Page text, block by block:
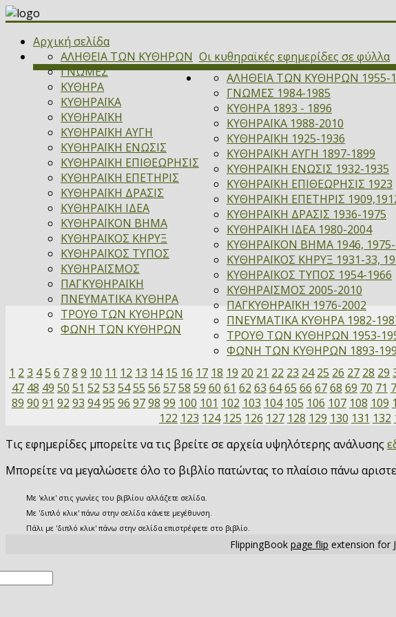
Αρχική σελίδα
Οι κυθηραϊκές εφημερίδες σε φύλλα
ΑΛΗΘΕΙΑ ΤΩΝ ΚΥΘΗΡΩΝ
ΓΝΩΜΕΣ
ΚΥΘΗΡΑ
ΚΥΘΗΡΑΪΚΑ
ΚΥΘΗΡΑΪΚΗ
ΚΥΘΗΡΑΪΚΗ ΑΥΓΗ
ΚΥΘΗΡΑΪΚΗ ΕΝΩΣΙΣ
ΚΥΘΗΡΑΪΚΗ ΕΠΙΘΕΩΡΗΣΙΣ
ΚΥΘΗΡΑΪΚΗ ΕΠΕΤΗΡΙΣ
ΚΥΘΗΡΑΪΚΗ ΔΡΑΣΙΣ
ΚΥΘΗΡΑΪΚΗ ΙΔΕΑ
ΚΥΘΗΡΑΪΚΟΝ ΒΗΜΑ
ΚΥΘΗΡΑΪΚΟΣ ΚΗΡΥΞ
ΚΥΘΗΡΑΪΚΟΣ ΤΥΠΟΣ
ΚΥΘΗΡΑΪΣΜΟΣ
ΠΑΓΚΥΘΗΡΑΪΚΗ
ΠΝΕΥΜΑΤΙΚΑ ΚΥΘΗΡΑ
ΤΡΟΥΘ ΤΩΝ ΚΥΘΗΡΩΝ
ΦΩΝΗ ΤΩΝ ΚΥΘΗΡΩΝ
ΑΛΗΘΕΙΑ ΤΩΝ ΚΥΘΗΡΩΝ 1955-
ΓΝΩΜΕΣ 1984-1985
ΚΥΘΗΡΑ 1893 - 1896
ΚΥΘΗΡΑΪΚΑ 1988-2010
ΚΥΘΗΡΑΪΚΗ 1925-1936
ΚΥΘΗΡΑΪΚΗ ΑΥΓΗ 1897-1899
ΚΥΘΗΡΑΪΚΗ ΕΝΩΣΙΣ 1932-1935
ΚΥΘΗΡΑΪΚΗ ΕΠΙΘΕΩΡΗΣΙΣ 1923
ΚΥΘΗΡΑΪΚΗ ΕΠΕΤΗΡΙΣ
ΚΥΘΗΡΑΪΚΗ ΔΡΑΣΙΣ 1936-1975
ΚΥΘΗΡΑΪΚΗ ΙΔΕΑ 1980-2004
ΚΥΘΗΡΑΪΚΟΝ ΒΗΜΑ 1946, 1975-
ΚΥΘΗΡΑΪΚΟΣ ΚΗΡΥΞ 1931-33,
ΚΥΘΗΡΑΪΚΟΣ ΤΥΠΟΣ 1954-1966
ΚΥΘΗΡΑΪΣΜΟΣ 2005-2010
ΠΑΓΚΥΘΗΡΑΪΚΗ 1976-2002
ΠΝΕΥΜΑΤΙΚΑ ΚΥΘΗΡΑ 1982-
ΤΡΟΥΘ ΤΩΝ ΚΥΘΗΡΩΝ 1953-
ΦΩΝΗ ΤΩΝ ΚΥΘΗΡΩΝ 1893-
1 2 3 45 6 78 9 10 11 12 13 14 15 16 17 18 19 20 21 22 23 24 25 26 27 28 29
47 48 49 50 51 52 53 5455 56 5758 59 60 61 62 63 6465 66 6768 69 70 71
89 90 91 92 93 9495 96 9798 99 100 101 102 103 104 105 106 107 108 109
122 123 124 125 126 127 128 129 130 131 132
Τις εφημερίδες μπορείτε να τις βρείτε σε αρχεία υψηλότερης ανάλυσης
Μπορείτε να μεγαλώσετε όλο το βιβλίο πατώντας το πλαίσιο πάνω
Με 'κλικ' στις γωνίες του βιβλίου αλλάζετε σελίδα.
Με 'διπλό κλικ' πάνω στην σελίδα κάνετε μεγέθυνση.
Πάλι με 'διπλό κλικ' πάνω στην σελίδα επιστρέφετε στο βιβλίο.
FlippingBook page flip extension for